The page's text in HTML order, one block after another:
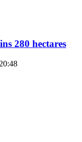
280 hectares